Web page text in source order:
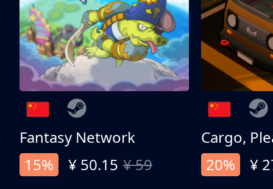
Fantasy Network
15%
¥ 50.15 ¥ 59
Cargo,
20%
¥